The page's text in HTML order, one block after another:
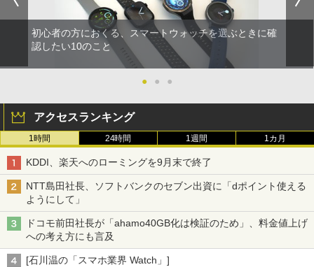
初心者の方におくる、スマートウォッチを選ぶときに確
認したい10のこと
● ● ●
アクセスランキング
1時間 24時間 1週間 1カ月
KDDI、楽天へのローミングを9月末で終了
NTT島田社長、ソフトバンクのセブン出資に「dポイント使える
ようにして」
ドコモ前田社長が「ahamo40GB化は検証のため」、料金値上げ
への考え方にも言及
[石川温の「スマホ業界 Watch」]